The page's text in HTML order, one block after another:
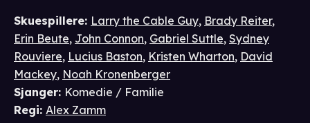
Skuespillere: Larry the Cable Guy, Brady Reiter,
Erin Beute, John Connon, Gabriel Suttle, Sydney
Rouviere, Lucius Baston, Kristen Wharton, David
Mackey, Noah Kronenberger
Sjanger: Komedie / Familie
Regi: Alex Zamm